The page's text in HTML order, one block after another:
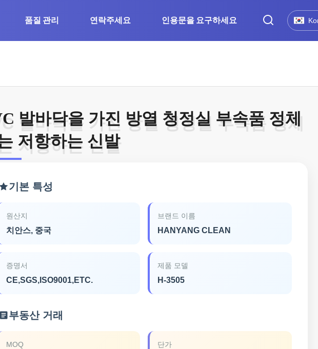
품질 관리 연락주세요 인용문을 요구하세요
발바닥을 가진 방열 청정실 부속품 정체
저항하는 신발
발바닥을 가진 방열 청정실 부속품 정체
저항하는 신발
기본 특성
원산지
치안스, 중국
브랜드 이름
HANYANG CLEAN
증명서
CE,SGS,ISO9001,ETC.
제품 모델
H-3505
부동산 거래
MOQ 단가